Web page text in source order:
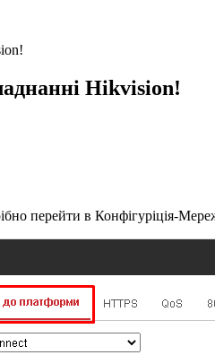
Hikvision!
перейти в Конфігуріція-